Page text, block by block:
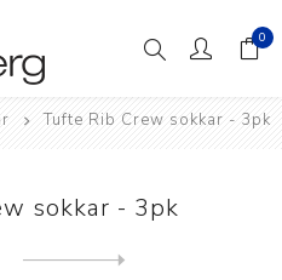
0
Tufte Rib Crew sokkar - 3pk
sokkar - 3pk